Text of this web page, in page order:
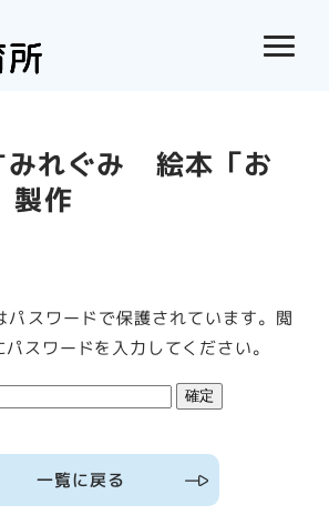
みれぐみ 絵本「お
製作
パスワードで保護されています。閲
スワードを入力してください。
一覧に戻る